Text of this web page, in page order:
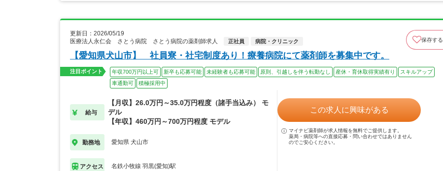
更新日：2026/05/19
医療法人永仁会 さとう病院 さとう病院の薬剤師求人
正社員 病院・クリニック 保存する
【愛知県犬山市】 社員寮・社宅制度あり！療養病院にて薬剤師を募集中です。
注目ポイント 年収700万円以上可 新卒も応募可能 未経験者も応募可能 原則、引越しを伴う転勤なし 産休・育休取得実績有り
スキルアップ
車通勤可
積極採用中
給与
【月収】26.0万円～35.0万円程度（諸手当込み） モ
デル
【年収】460万円～700万円程度 モデル
勤務地 愛知県 犬山市
アクセス 名鉄小牧線 羽黒(愛知)駅
この求人に興味がある
マイナビ薬剤師が求人情報を無料でご提供します。
薬局・病院等への直接応募・問い合わせではありません
のでご安心ください。